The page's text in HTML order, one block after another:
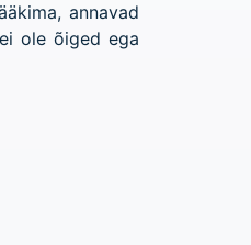
annavad
ole õiged ega